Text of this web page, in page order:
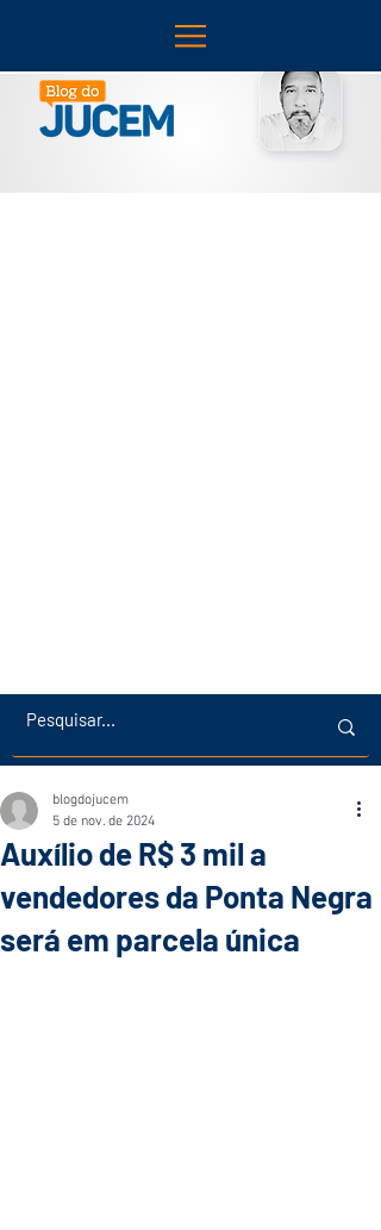
Auxílio de R$ 3 mil a
vendedores da Ponta Negra
será em parcela única
blogdojucem
5 de nov. de 2024